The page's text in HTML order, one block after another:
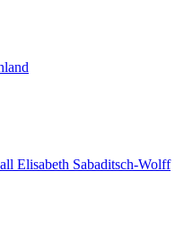
Elisabeth Sabaditsch-Wolff